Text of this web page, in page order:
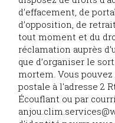
d’effacement, de
d’opposition, de
tout moment et du
réclamation auprès
que d’organiser le
mortem. Vous
postale à l'adresse 2
Écouflant ou par